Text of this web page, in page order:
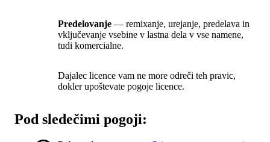
Predelovanje — remixanje, urejanje, predelava in
vključevanje vsebine v lastna dela v vse namene,
tudi komercialne.
Dajalec licence vam ne more odreči teh pravic,
dokler upoštevate pogoje licence.
Pod sledečimi pogoji: